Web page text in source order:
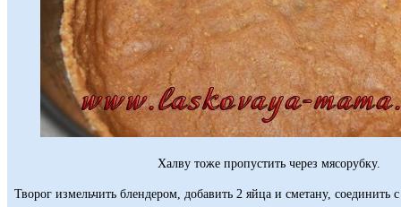
Халву тоже пропустить через мясорубку.
Творог измельчить блендером, добавить 2 яйца и сметану, соединить